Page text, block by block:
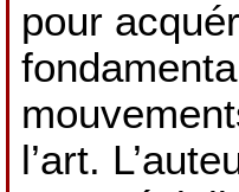
pour
l’art.